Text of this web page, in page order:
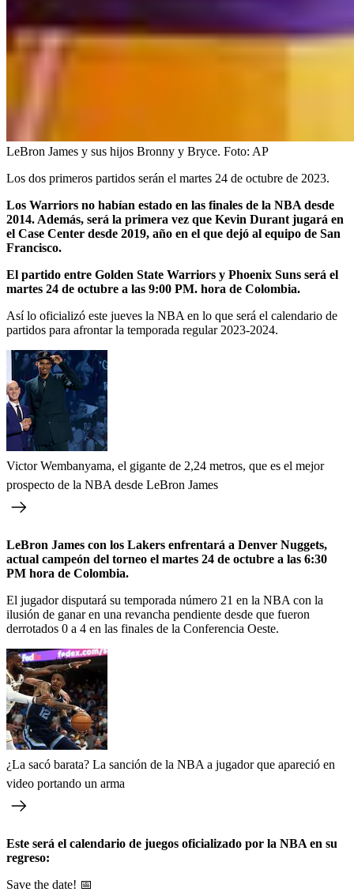
LeBron James y sus hijos Bronny y Bryce. Foto: AP
Los dos primeros partidos serán el martes 24 de octubre de 2023.
Los Warriors no habían estado en las finales de la NBA desde
2014. Además, será la primera vez que Kevin Durant jugará en
el Case Center desde 2019, año en el que dejó al equipo de San
Francisco.
El partido entre Golden State Warriors y Phoenix Suns será el
martes 24 de octubre a las 9:00 PM. hora de Colombia.
Así lo oficializó este jueves la NBA en lo que será el calendario de
partidos para afrontar la temporada regular 2023-2024.
Victor Wembanyama, el gigante de 2,24 metros, que es el mejor
prospecto de la NBA desde LeBron James
LeBron James con los Lakers enfrentará a Denver Nuggets,
actual campeón del torneo el martes 24 de octubre a las 6:30
PM hora de Colombia.
El jugador disputará su temporada número 21 en la NBA con la
ilusión de ganar en una revancha pendiente desde que fueron
derrotados 0 a 4 en las finales de la Conferencia Oeste.
¿La sacó barata? La sanción de la NBA a jugador que apareció en
video portando un arma
Este será el calendario de juegos oficializado por la NBA en su
regreso:
Save the date! 📅